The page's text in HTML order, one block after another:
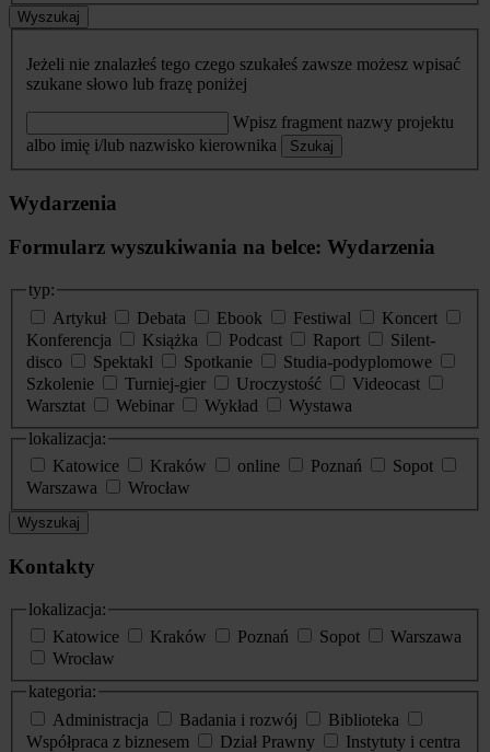
Wyszukaj
Jeżeli nie znalazłeś tego czego szukałeś zawsze możesz wpisać
szukane słowo lub frazę poniżej
Wpisz fragment nazwy projektu
albo imię i/lub nazwisko kierownika
Szukaj
Wydarzenia
Formularz wyszukiwania na belce: Wydarzenia
typ:
Artykuł
Debata Ebook Festiwal
Koncert
Konferencja
Książka Podcast Raport
Silent-
disco
Spektakl Spotkanie
Studia-podyplomowe
Szkolenie
Turniej-gier Uroczystość
Videocast
Warsztat
Webinar Wykład
Wystawa
lokalizacja:
Katowice
Kraków online Poznań
Sopot
Warszawa
Wrocław
Wyszukaj
Kontakty
lokalizacja:
Katowice
Kraków Poznań Sopot
Warszawa
Wrocław
kategoria:
Administracja
Badania i rozwój
Biblioteka
Współpraca z biznesem
Dział Prawny
Instytuty i centra